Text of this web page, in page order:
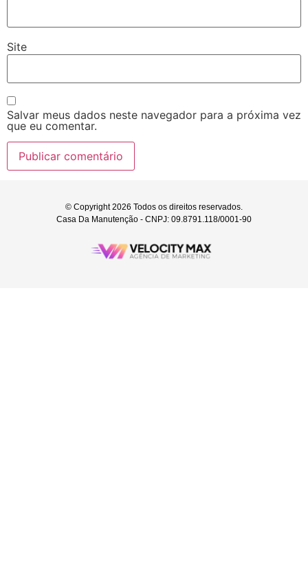
Site
Salvar meus dados neste navegador para a próxima vez
que eu comentar.
© Copyright 2026 Todos os direitos reservados.
Casa Da Manutenção - CNPJ: 09.8791.118/0001-90